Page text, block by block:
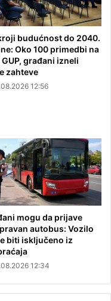
budućnost do 2040.
Oko 100 primedbi na
građani izneli
zahteve
12:56
mogu da prijave
autobus: Vozilo
biti isključeno iz
12:34